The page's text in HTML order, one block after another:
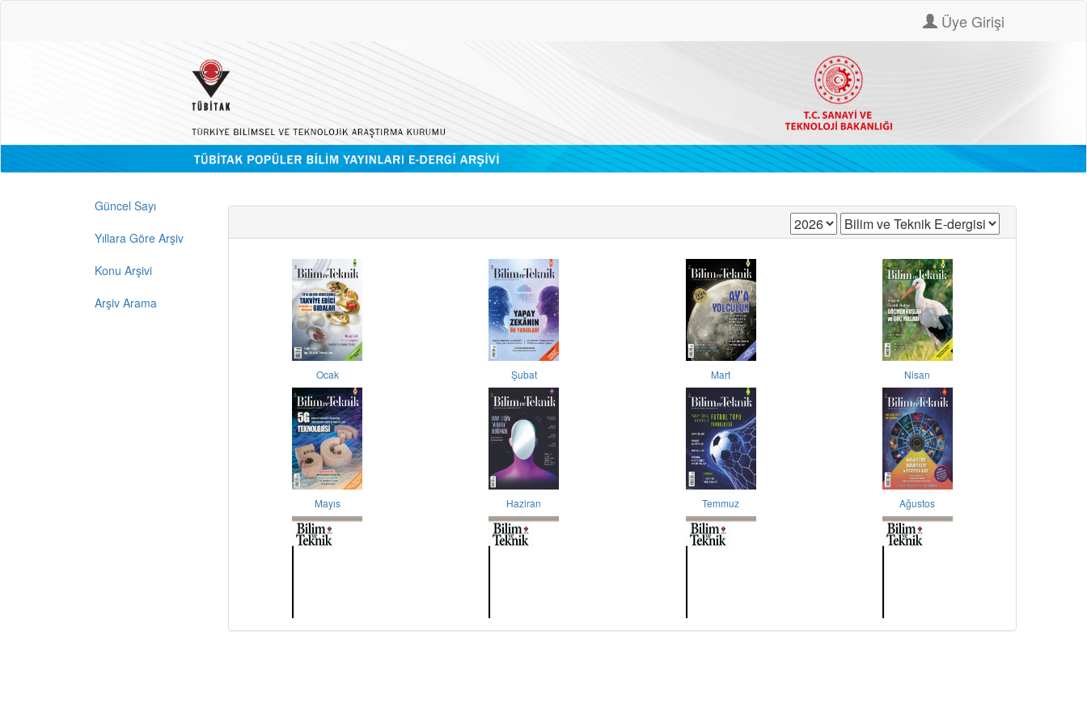
Üye Girişi
Güncel Sayı
Yıllara Göre Arşiv
Konu Arşivi
Arşiv Arama
Ocak Şubat Mart Nisan
Mayıs Haziran Temmuz Ağustos